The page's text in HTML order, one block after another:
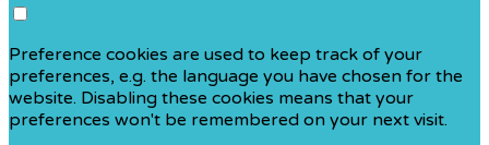
Preference cookies are used to keep track of your
preferences, e.g. the language you have chosen for the
website. Disabling these cookies means that your
preferences won't be remembered on your next visit.